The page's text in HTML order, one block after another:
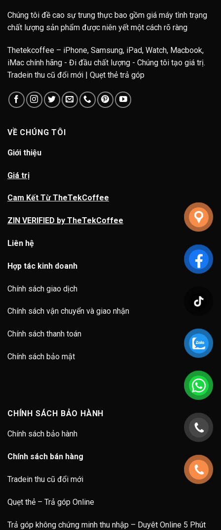
Chúng tôi đề cao sự trung thực bao gồm giá máy tình trạng
chất lượng sản phẩm được niên yết một cách rõ ràng
Thetekcoffee – iPhone, Samsung, iPad, Watch, Macbook,
iMac chính hãng - Đi đầu chất lượng - Chúng tôi tạo giá trị.
Tradein thu cũ đổi mới | Quẹt thẻ trả góp
VỀ CHÚNG TÔI
Giới thiệu
Giá trị
Cam Kết Từ TheTekCoffee
ZIN VERIFIED by TheTekCoffee
Liên hệ
Hợp tác kinh doanh
Chính sách giao dịch
Chính sách vận chuyển và giao nhận
Chính sách thanh toán
Chính sách bảo mật
CHÍNH SÁCH BẢO HÀNH
Chính sách bảo hành
Chính sách bán hàng
Tradein thu cũ đổi mới
Quẹt thẻ – Trả góp Online
Trả góp không chứng minh thu nhập – Duyêt Online 5 Phút